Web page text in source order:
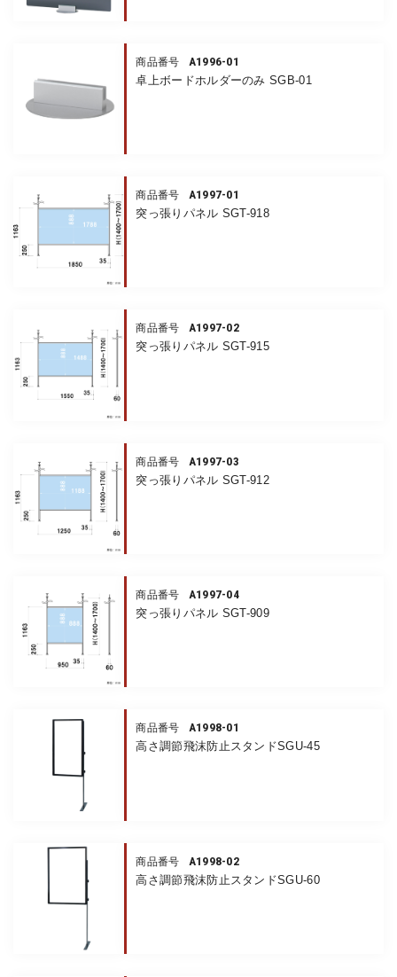
商品番号 A1996-01
卓上ボードホルダーのみ SGB-01
商品番号 A1997-01
突っ張りパネル SGT-918
商品番号 A1997-02
突っ張りパネル SGT-915
商品番号 A1997-03
突っ張りパネル SGT-912
商品番号 A1997-04
突っ張りパネル SGT-909
商品番号 A1998-01
高さ調節飛沫防止スタンドSGU-45
商品番号 A1998-02
高さ調節飛沫防止スタンドSGU-60